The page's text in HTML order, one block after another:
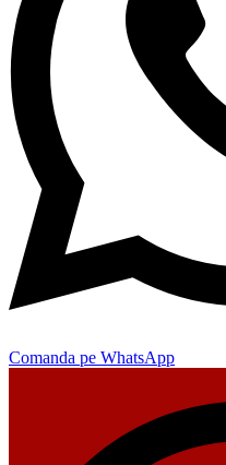
Comanda pe WhatsApp